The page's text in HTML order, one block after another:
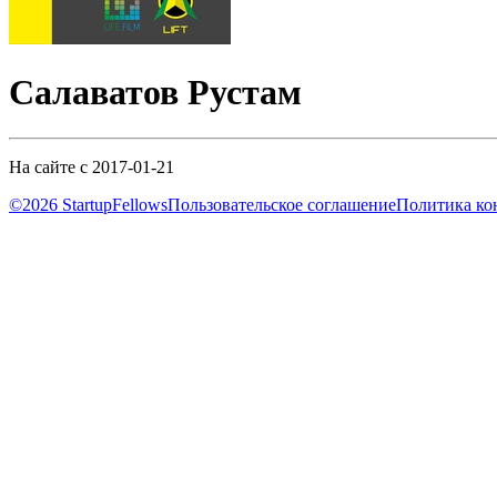
Салаватов Рустам
На сайте с 2017-01-21
©2026 StartupFellowsПользовательское соглашениеПолитика